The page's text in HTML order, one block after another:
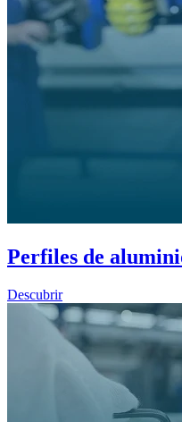
Perfiles de
Descubrir